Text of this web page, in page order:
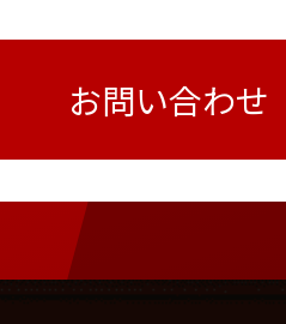
お問い合わせ